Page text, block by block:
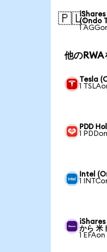
🇵🇱(Ondo
1
他のRWA
Tesla
1
PDD
1
Intel
1
iShares
から 米
1